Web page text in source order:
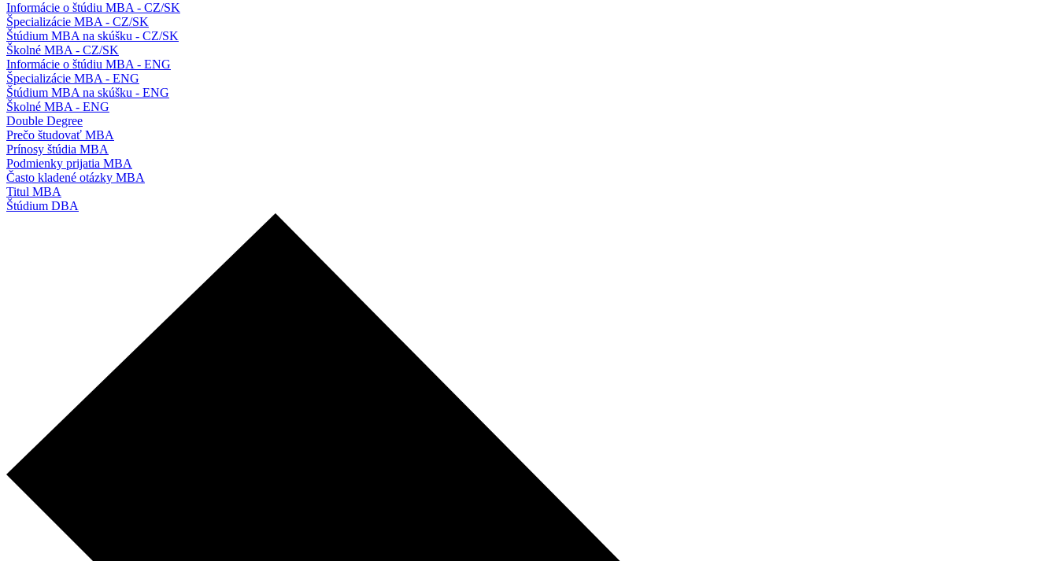
Informácie o štúdiu MBA - CZ/SK
Špecializácie MBA - CZ/SK
Štúdium MBA na skúšku - CZ/SK
Školné MBA - CZ/SK
Informácie o štúdiu MBA - ENG
Špecializácie MBA - ENG
Štúdium MBA na skúšku - ENG
Školné MBA - ENG
Double Degree
Prečo študovať MBA
Prínosy štúdia MBA
Podmienky prijatia MBA
Často kladené otázky MBA
Titul MBA
Štúdium DBA